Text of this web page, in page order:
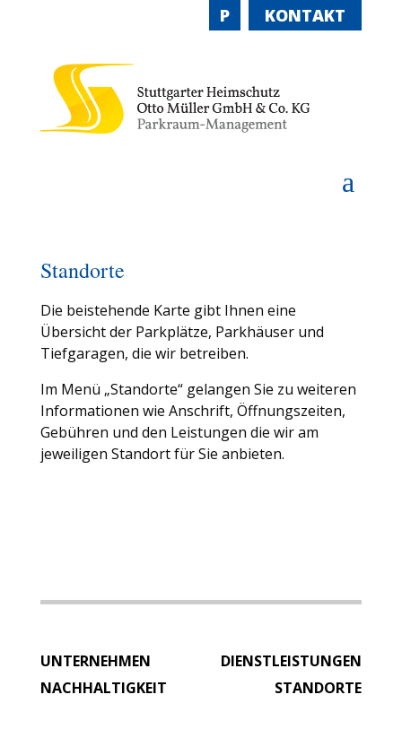
P KONTAKT
a
Standorte
Die beistehende Karte gibt Ihnen eine
Übersicht der Parkplätze, Parkhäuser und
Tiefgaragen, die wir betreiben.
Im Menü „Standorte“ gelangen Sie zu weiteren
Informationen wie Anschrift, Öffnungszeiten,
Gebühren und den Leistungen die wir am
jeweiligen Standort für Sie anbieten.
UNTERNEHMEN
DIENSTLEISTUNGEN
NACHHALTIGKEIT
STANDORTE